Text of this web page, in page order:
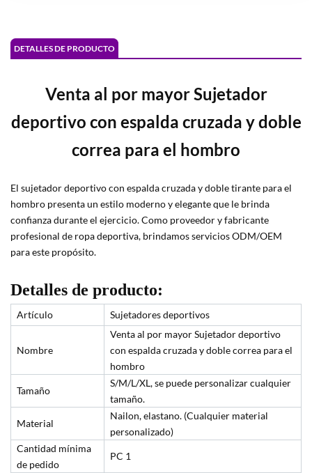
DETALLES DE PRODUCTO
Venta al por mayor Sujetador
deportivo con espalda cruzada y doble
correa para el hombro
El sujetador deportivo con espalda cruzada y doble tirante para el
hombro presenta un estilo moderno y elegante que le brinda
confianza durante el ejercicio. Como proveedor y fabricante
profesional de ropa deportiva, brindamos servicios ODM/OEM
para este propósito.
Detalles de producto:
Artículo Sujetadores deportivos
Nombre
Venta al por mayor Sujetador deportivo
con espalda cruzada y doble correa para el
hombro
Tamaño
S/M/L/XL, se puede personalizar cualquier
tamaño.
Material
Nailon, elastano. (Cualquier material
personalizado)
Cantidad mínima
de pedido
PC 1